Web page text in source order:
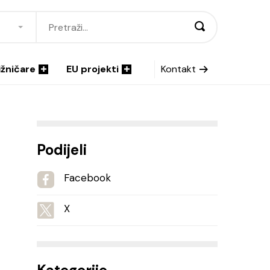
EU projekti Kontakt
Podijeli
Facebook
X